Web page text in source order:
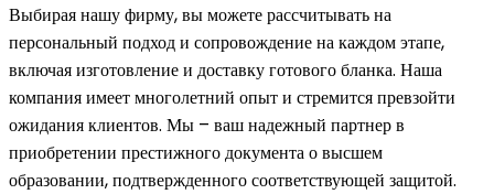
Выбирая нашу фирму, вы можете рассчитывать на
персональный подход и сопровождение на каждом этапе,
включая изготовление и доставку готового бланка. Наша
компания имеет многолетний опыт и стремится превзойти
ожидания клиентов. Мы – ваш надежный партнер в
приобретении престижного документа о высшем
образовании, подтвержденного соответствующей защитой.